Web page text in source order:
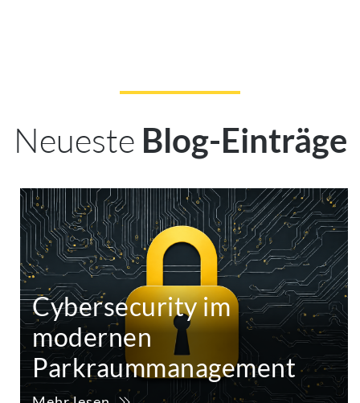
Neueste Blog-Einträge
Cybersecurity im
modernen
Parkraummanagement